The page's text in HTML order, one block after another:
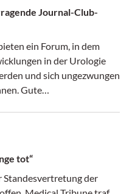
Journal-Club-
ein Forum, in dem
in der Urologie
und sich ungezwungen
Gute
Zugang zur Vorbereitung
wobei die Schwerpunkte
für
tot“
Standesvertretung der